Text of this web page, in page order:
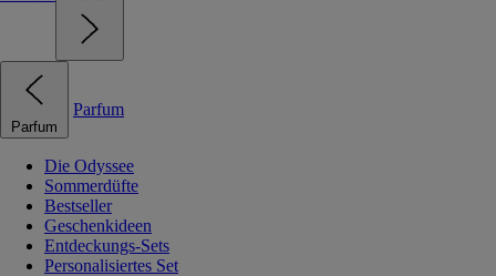
Parfum
Parfum
Die Odyssee
Sommerdüfte
Bestseller
Geschenkideen
Entdeckungs-Sets
Personalisiertes Set